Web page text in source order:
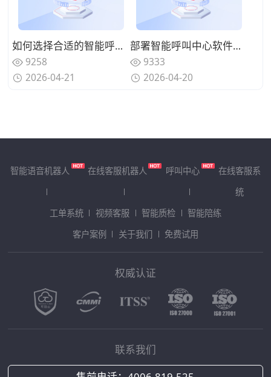
如何选择合适的智能呼叫中心软件？企业选型关键要点
9258
2026-04-21
部署智能呼叫中心软件需要哪些条件？落地实施注意事项
9333
2026-04-20
智能语音机器人 在线客服机器人 呼叫中心
在线客服系
统
工单系统
视频客服 智能质检
智能陪练
客户案例
关于我们 免费试用
权威认证
联系我们